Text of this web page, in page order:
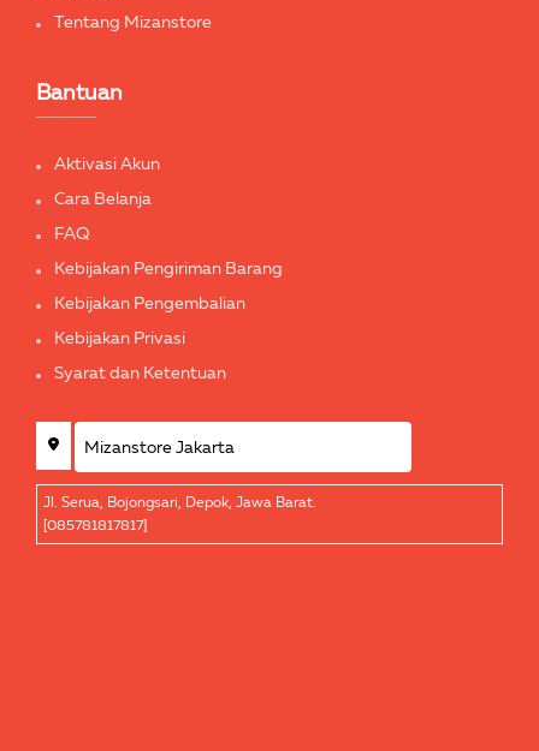
Tentang Mizanstore
Bantuan
Aktivasi Akun
Cara Belanja
FAQ
Kebijakan Pengiriman Barang
Kebijakan Pengembalian
Kebijakan Privasi
Syarat dan Ketentuan
Jl. Serua, Bojongsari, Depok, Jawa Barat.
[085781817817]